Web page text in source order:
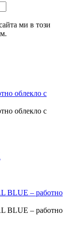
ми в този